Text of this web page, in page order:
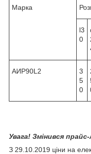
Марка
l3
0
АИР90L2
3
5
0
Увага! Змінився
З 29.10.2019 ціни на